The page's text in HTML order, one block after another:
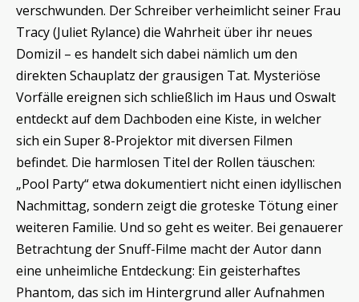
verschwunden. Der Schreiber verheimlicht seiner Frau
Tracy (Juliet Rylance) die Wahrheit über ihr neues
Domizil – es handelt sich dabei nämlich um den
direkten Schauplatz der grausigen Tat. Mysteriöse
Vorfälle ereignen sich schließlich im Haus und Oswalt
entdeckt auf dem Dachboden eine Kiste, in welcher
sich ein Super 8-Projektor mit diversen Filmen
befindet. Die harmlosen Titel der Rollen täuschen:
„Pool Party“ etwa dokumentiert nicht einen idyllischen
Nachmittag, sondern zeigt die groteske Tötung einer
weiteren Familie. Und so geht es weiter. Bei genauerer
Betrachtung der Snuff-Filme macht der Autor dann
eine unheimliche Entdeckung: Ein geisterhaftes
Phantom, das sich im Hintergrund aller Aufnahmen